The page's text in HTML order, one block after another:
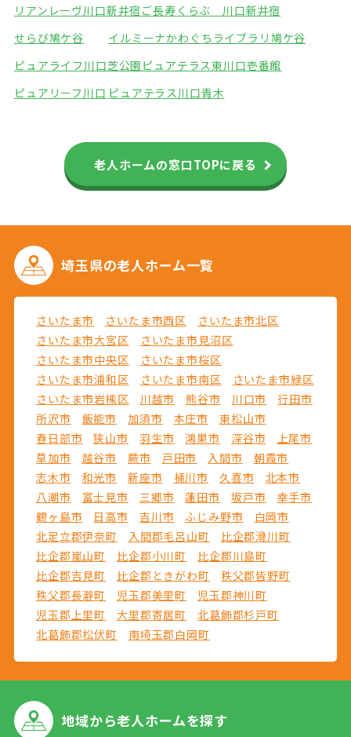
リアンレーヴ川口新井宿 ご長寿くらぶ 川口新井宿
せらび鳩ケ谷
イルミーナかわぐち ライブラリ鳩ケ谷
ピュアライフ川口芝公園 ピュアテラス東川口壱番館
ピュアリーフ川口 ピュアテラス川口青木
老人ホームの窓口TOPに戻る
埼玉県の老人ホーム一覧
さいたま市 さいたま市西区
さいたま市北区
さいたま市大宮区
さいたま市見沼区
さいたま市中央区
さいたま市桜区
さいたま市浦和区
さいたま市南区
さいたま市緑区
さいたま市岩槻区
川越市 熊谷市 川口市
行田市
所沢市
飯能市 加須市 本庄市
東松山市
春日部市
狭山市 羽生市 鴻巣市 深谷市
上尾市
草加市
越谷市 蕨市 戸田市 入間市
朝霞市
志木市
和光市 新座市 桶川市 久喜市
北本市
八潮市
富士見市 三郷市 蓮田市 坂戸市
幸手市
鶴ヶ島市
日高市 吉川市 ふじみ野市
白岡市
北足立郡伊奈町
入間郡毛呂山町
比企郡滑川町
比企郡嵐山町
比企郡小川町
比企郡川島町
比企郡吉見町
比企郡ときがわ町
秩父郡皆野町
秩父郡長瀞町
児玉郡美里町
児玉郡神川町
児玉郡上里町
大里郡寄居町
北葛飾郡杉戸町
北葛飾郡松伏町
南埼玉郡白岡町
地域から老人ホームを探す